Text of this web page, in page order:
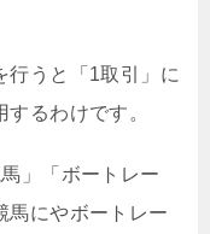
行うと「1取引」に
るわけです。
」「ボートレー
馬にやボートレー